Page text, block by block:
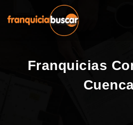
Franquicias